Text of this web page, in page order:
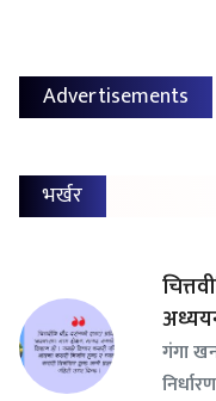
Advertisements
भर्खर
गंगा